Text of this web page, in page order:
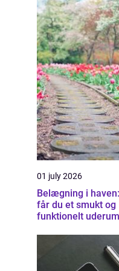
01 july 2026
Belægning i
får du et smukt og
funktionelt uderum